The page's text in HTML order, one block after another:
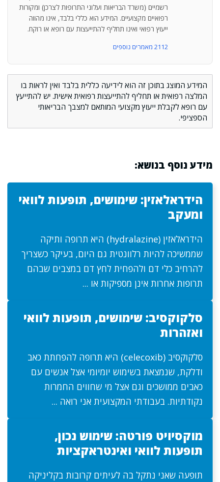
רשמיים (משרד הבריאות ועלוני התרופות לצרכן) ומקורות
רפואיים מקצועיים. המידע הוא כללי בלבד, אינו מהווה
ייעוץ רפואי ואינו תחליף להתייעצות עם רופא או רוקח.
2112 מאמרים נוספים
המידע המוצג בתוכן זה הוא לידיעה כללית בלבד ואין לראות בו
המלצה רפואית או תחליף להתייעצות רפואית אישית. יש להתייעץ
עם רופא לקבלת ייעוץ מקצועי המותאם למצבך הבריאותי
הספציפי.
מידע נוסף בנושא:
הידראלאזין: שימושים, תופעות לוואי
ומעקב
הידראלאזין (hydralazine) היא תרופה ותיקה
שממשיכה להיות רלוונטית גם היום, בעיקר כשצריך
להרחיב כלי דם ולהפחית לחץ דם במצבים שבהם
תרופות אחרות אינן מספיקות או ...
סלקוקסיב: שימושים, תופעות לוואי
ואזהרות
סלקוקסיב (celecoxib) היא תרופה להפחתת כאב
ודלקת, שנמצאת בשימוש יומיומי אצל אנשים עם
כאבים ממושכים וגם אצל מי שחווים החמרות
נקודתיות. בעבודתי המקצועית אני רואה ...
מוקסיויט פורטה: שימוש נכון,
תופעות לוואי ואינטראקציות
תופעה שאני נתקל בה לעיתים קרובות בקליניקה